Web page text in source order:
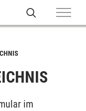
im